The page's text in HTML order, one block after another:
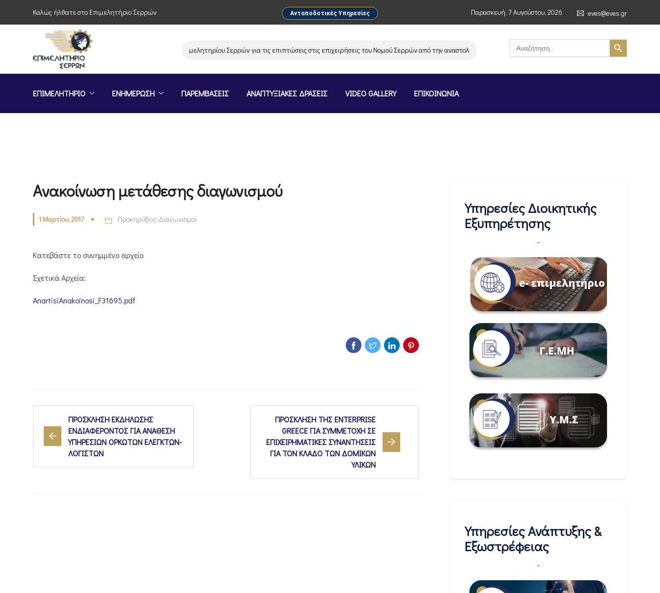
Καλώς ήλθατε στο Επιμελητήριο Σερρών Ανταποδοτικές Υπηρεσίες Παρασκευή, 7 Αυγούστου, 2026 eves@eves.gr
Παρέμβαση του Επιμελητηρίου Σερρών για τις επιπτώσεις στις επιχειρήσεις του Νομού Σερρών από την αναστολή λειτουργίας της αλυσίδας σούπερ μάρκετ MERE στην Ελλάδα –
Search
for:
Search Button
ΕΠΙΜΕΛΗΤΗΡΙΟ ΕΝΗΜΕΡΩΣΗ ΠΑΡΕΜΒΑΣΕΙΣ ΑΝΑΠΤΥΞΙΑΚΕΣ ΔΡΑΣΕΙΣ VIDEO GALLERY ΕΠΙΚΟΙΝΩΝΙΑ
Ανακοίνωση μετάθεσης διαγωνισμού
1 Μαρτίου, 2017 Προκηρύξεις-Διαγωνισμοί
Κατεβάστε το συνημμένο αρχείο
Σχετικά Αρχεία:
AnartisiAnakoinosi_F31695.pdf
ΠΡΟΣΚΛΗΣΗ ΕΚΔΗΛΩΣΗΣ
ΕΝΔΙΑΦΕΡΟΝΤΟΣ ΓΙΑ ΑΝΑΘΕΣΗ
ΥΠΗΡΕΣΙΩΝ ΟΡΚΩΤΩΝ ΕΛΕΓΚΤΩΝ-
ΛΟΓΙΣΤΩΝ
ΠΡΟΣΚΛΗΣΗ ΤΗΣ ENTERPRISE
GREECE ΓΙΑ ΣΥΜΜΕΤΟΧΗ ΣΕ
ΕΠΙΧΕΙΡΗΜΑΤΙΚΕΣ ΣΥΝΑΝΤΗΣΕΙΣ
ΓΙΑ ΤΟΝ ΚΛΑΔΟ ΤΩΝ ΔΟΜΙΚΩΝ
ΥΛΙΚΩΝ
Υπηρεσίες Διοικητικής
Εξυπηρέτησης
-
Υπηρεσίες Ανάπτυξης &
Εξωστρέφειας
-